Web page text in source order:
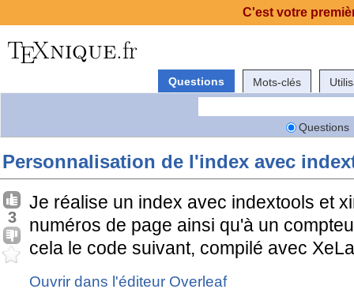
Questions Mots-clés
Questions
Personnalisation de l'index avec
3
Je réalise un index avec indextools et
numéros de page ainsi qu'à un
cela le code suivant, compilé avec
Ouvrir dans l'éditeur Overleaf
C'est votre